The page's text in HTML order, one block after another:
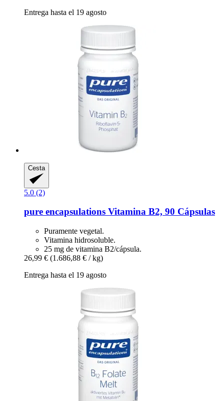
Entrega hasta el 19 agosto
Cesta
5.0 (2)
pure encapsulations Vitamina B2, 90 Cápsulas
Puramente vegetal.
Vitamina hidrosoluble.
25 mg de vitamina B2/cápsula.
26,99 € (1.686,88 € / kg)
Entrega hasta el 19 agosto